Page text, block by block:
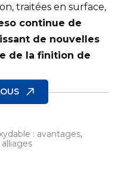
traitées en surface,
continue de
de nouvelles
de la finition de
: avantages,